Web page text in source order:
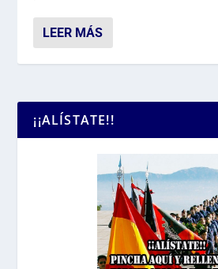
LEER MÁS
¡¡ALÍSTATE!!